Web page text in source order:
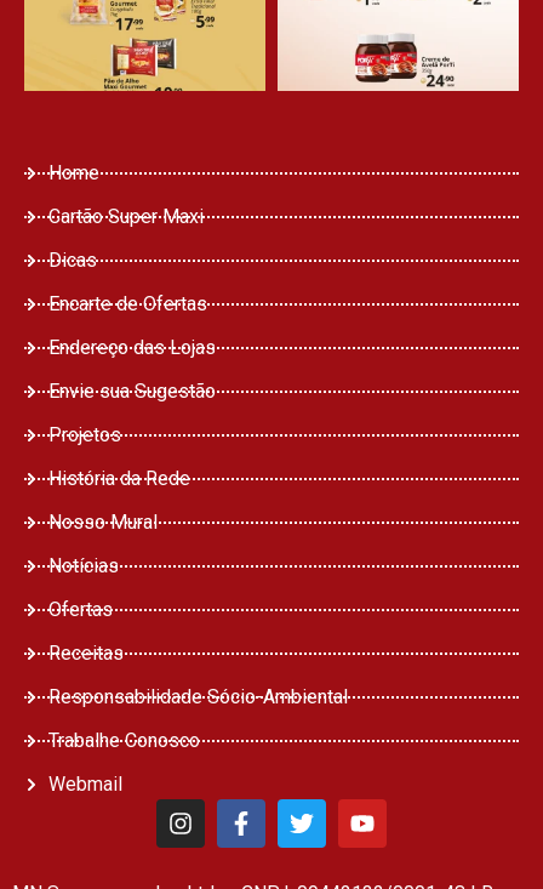
Home
Cartão Super Maxi
Dicas
Encarte de Ofertas
Endereço das Lojas
Envie sua Sugestão
Projetos
História da Rede
Nosso Mural
Notícias
Ofertas
Receitas
Responsabilidade Sócio-Ambiental
Trabalhe Conosco
Webmail